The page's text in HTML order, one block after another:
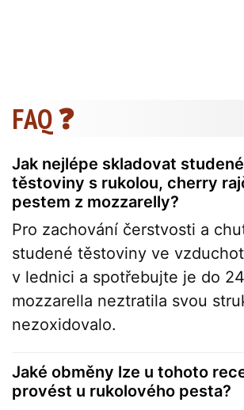
FAQ ❓
Jak nejlépe skladovat studené
těstoviny s rukolou, cherry
pestem z mozzarelly?
Pro zachování čerstvosti a
studené těstoviny ve
v lednici a spotřebujte je do
mozzarella neztratila svou
nezoxidovalo.
Jaké obměny lze u tohoto
provést u rukolového pesta?